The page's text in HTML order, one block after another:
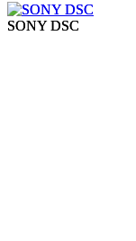
SONY DSC
SONY DSC